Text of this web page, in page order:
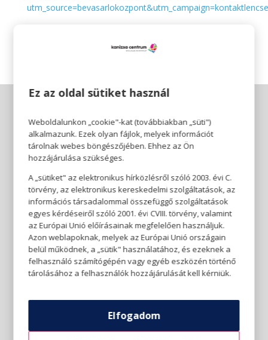
Ez az oldal sütiket használ
Weboldalunkon „cookie"-kat (továbbiakban „süti")
alkalmazunk. Ezek olyan fájlok, melyek információt
tárolnak webes böngészőjében. Ehhez az Ön
hozzájárulása szükséges.
A „sütiket" az elektronikus hírközlésről szóló 2003. évi C.
törvény, az elektronikus kereskedelmi szolgáltatások, az
információs társadalommal összefüggő szolgáltatások
egyes kérdéseiről szóló 2001. évi CVIII. törvény, valamint
az Európai Unió előírásainak megfelelően használjuk.
Azon weblapoknak, melyek az Európai Unió országain
belül működnek, a „sütik" használatához, és ezeknek a
felhasználó számítógépén vagy egyéb eszközén történő
tárolásához a felhasználók hozzájárulását kell kérniük.
Elfogadom